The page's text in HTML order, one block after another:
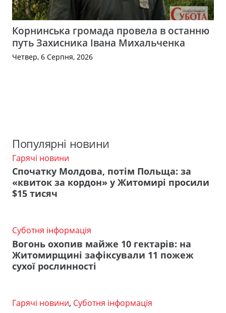
Корнинська громада провела в останню
путь Захисника Івана Михальченка
Четвер, 6 Серпня, 2026
Популярні новини
Гарячі новини
Спочатку Молдова, потім Польща: за
«квиток за кордон» у Житомирі просили
$15 тисяч
Суботня інформація
Вогонь охопив майже 10 гектарів: на
Житомирщині зафіксували 11 пожеж
сухої рослинності
Гарячі новини, Суботня інформація